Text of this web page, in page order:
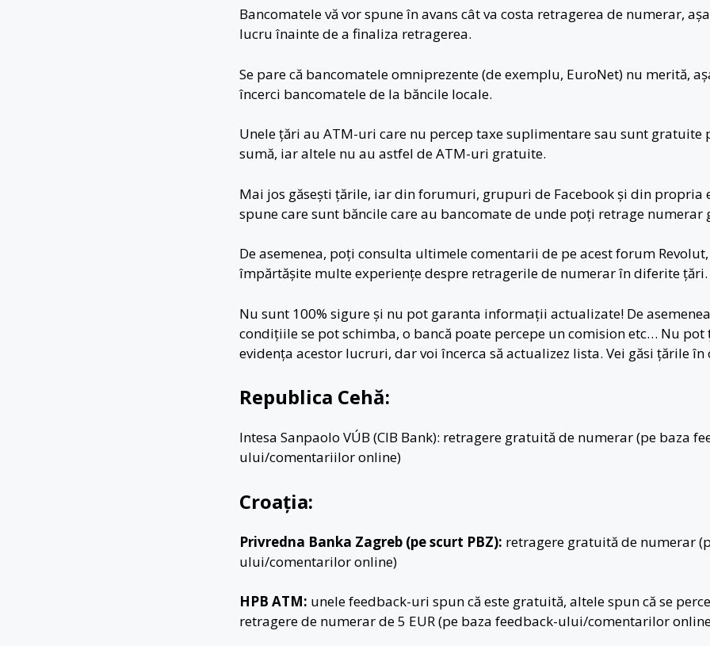
Bancomatele vă vor spune în avans cât va costa retragerea de numerar,
lucru înainte de a finaliza retragerea.
Se pare că bancomatele omniprezente (de exemplu, EuroNet) nu merită,
încerci bancomatele de la băncile locale.
Unele țări au ATM-uri care nu percep taxe suplimentare sau sunt gratuite
sumă, iar altele nu au astfel de ATM-uri gratuite.
Mai jos găsești țările, iar din forumuri, grupuri de Facebook și din propria
spune care sunt băncile care au bancomate de unde poți retrage numerar
De asemenea, poți consulta ultimele comentarii de pe acest forum
împărtășite multe experiențe despre retragerile de numerar în diferite țări.
Nu sunt 100% sigure și nu pot garanta informații actualizate! De
condițiile se pot schimba, o bancă poate percepe un comision etc… Nu pot
evidența acestor lucruri, dar voi încerca să actualizez lista. Vei găsi țările
Republica Cehă:
Intesa Sanpaolo VÚB (CIB Bank): retragere gratuită de numerar (pe baza
ului/comentariilor online)
Croația:
Privredna Banka Zagreb (pe scurt PBZ): retragere gratuită de numerar
ului/comentarilor online)
HPB ATM: unele feedback-uri spun că este gratuită, altele spun că se
retragere de numerar de 5 EUR (pe baza feedback-ului/comentarilor